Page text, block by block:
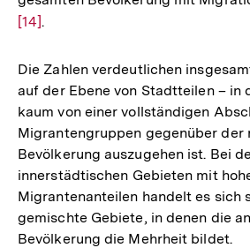
[14].
Die Zahlen verdeutlichen
auf der Ebene von Stadtteilen – in
kaum von einer vollständigen
Migrantengruppen gegenüber der
Bevölkerung auszugehen ist. Bei
innerstädtischen Gebieten mit
Migrantenanteilen handelt es sich
gemischte Gebiete, in denen die
Bevölkerung die Mehrheit bildet.